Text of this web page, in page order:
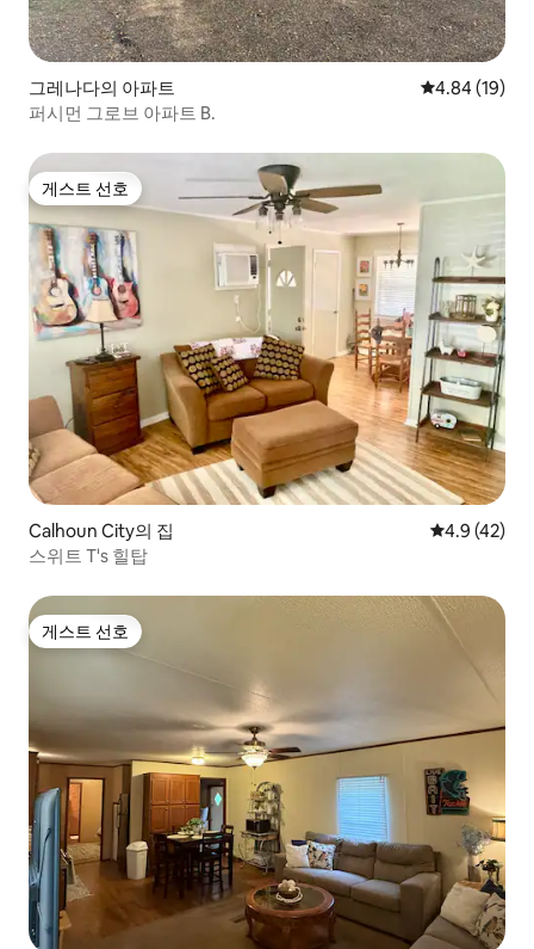
그레나다의 아파트 평점 4.84점(5
4.84 (19)
퍼시먼 그로브 아파트 B.
게스트 선호
게스트 선호
Calhoun City의 집 평점 4.9점(5
4.9 (42)
스위트 T's 힐탑
게스트 선호
게스트 선호